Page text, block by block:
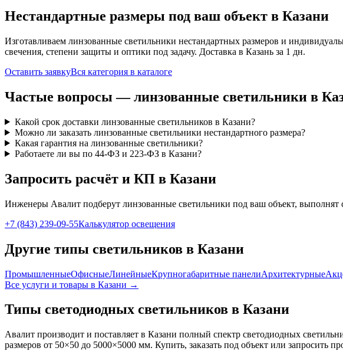
Нестандартные размеры под ваш объект в Казани
Изготавливаем линзованные светильники нестандартных размеров и
свечения, степени защиты и оптики под задачу. Доставка в Казань за 1 дн.
Оставить заявкуВся категория в каталоге
Частые вопросы —линзованные светильники в
Какой срок доставки линзованные светильников в Казани?
Можно ли заказать линзованные светильники нестандартного размера?
Какая гарантия на линзованные светильники?
Работаете ли вы по 44-ФЗ и 223-ФЗ в Казани?
Запросить расчёт и КП в Казани
Инженеры Авалит подберут линзованные светильники под ваш объект, выполнят
+7 (843) 239-09-55Калькулятор освещения
Другие типы светильников в Казани
ПромышленныеОфисныеЛинейныеКрупногабаритные панелиАрхитектурные
Все услуги и товары в Казани →
Типы светодиодных светильников в Казани
Авалит производит и поставляет в Казани полный спектр светодиодных
размеров от 50×50 до 5000×5000 мм. Купить, заказать под объект или запросить